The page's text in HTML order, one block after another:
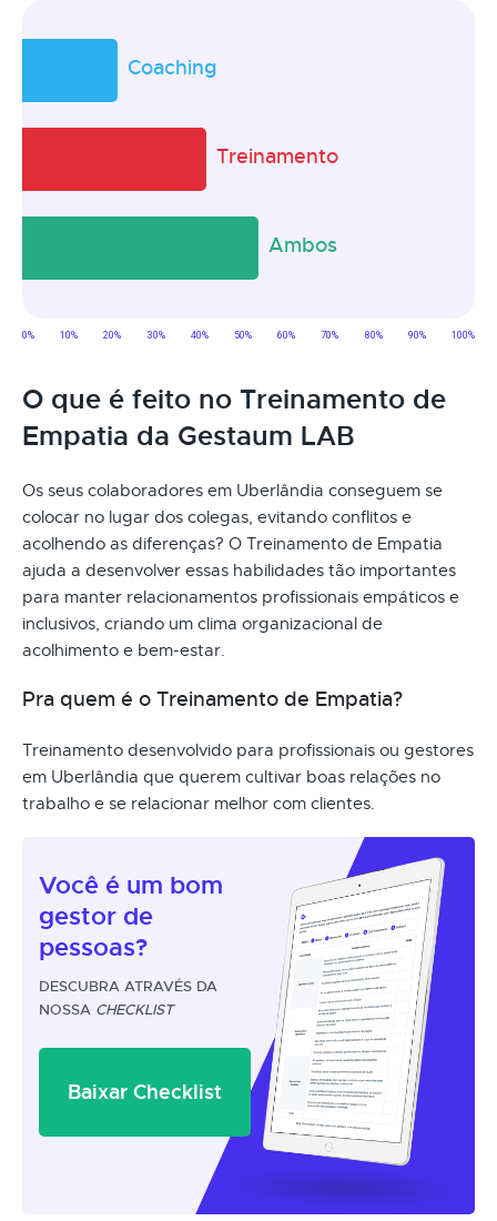
O que é feito no Treinamento de
Empatia da Gestaum LAB
Os seus colaboradores em Uberlândia conseguem se
colocar no lugar dos colegas, evitando conflitos e
acolhendo as diferenças? O Treinamento de Empatia
ajuda a desenvolver essas habilidades tão importantes
para manter relacionamentos profissionais empáticos e
inclusivos, criando um clima organizacional de
acolhimento e bem-estar.
Pra quem é o Treinamento de Empatia?
Treinamento desenvolvido para profissionais ou gestores
em Uberlândia que querem cultivar boas relações no
trabalho e se relacionar melhor com clientes.
Você é um bom
gestor de
pessoas?
DESCUBRA ATRAVÉS DA
NOSSA CHECKLIST
Baixar Checklist